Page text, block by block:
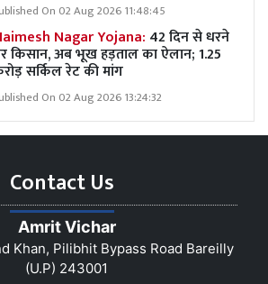
On 02 Aug 2026 11:48:45
Nagar Yojana: 42 दिन से धरने
किसान, अब भूख हड़ताल का ऐलान; 1.25
सर्किल रेट की मांग
On 02 Aug 2026 13:24:32
Contact Us
Amrit Vichar
Khan, Pilibhit Bypass Road Bareilly
(U.P) 243001